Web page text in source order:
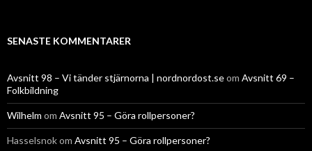
SENASTE KOMMENTARER
Avsnitt 98 – Vi tänder stjärnorna | nordnordost.seom Avsnitt 69 –
Folkbildning
Wilhelm om Avsnitt 95 – Göra rollpersoner?
Hasselsnokom Avsnitt 95 – Göra rollpersoner?